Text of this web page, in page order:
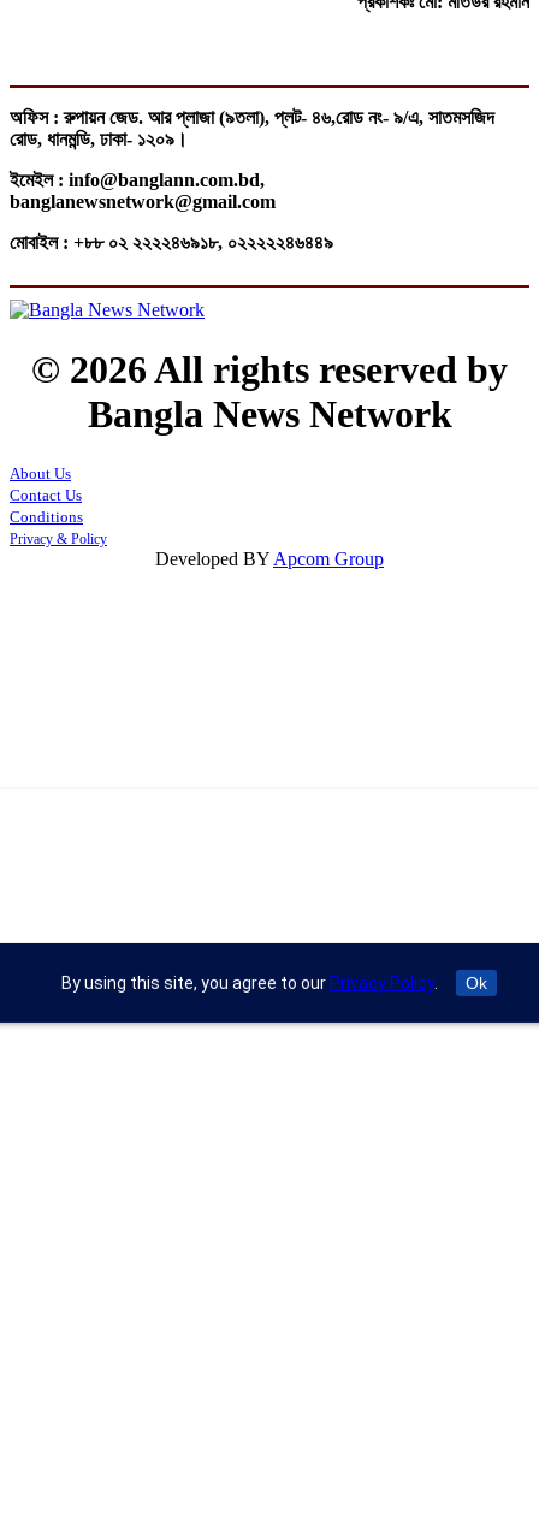
অফিস : রুপায়ন জেড. আর প্লাজা (৯তলা), প্লট- ৪৬,রোড নং- ৯/এ, সাতমসজিদ
রোড, ধানমন্ডি, ঢাকা- ১২০৯।
ইমেইল : info@banglann.com.bd,
banglanewsnetwork@gmail.com
মোবাইল : +৮৮ ০২ ২২২২৪৬৯১৮, ০২২২২২৪৬৪৪৯
© 2026 All rights reserved by
Bangla News Network
About Us
Contact Us
Conditions
Privacy & Policy
Developed BY Apcom Group
By using this site, you agree to our Privacy Policy. Ok